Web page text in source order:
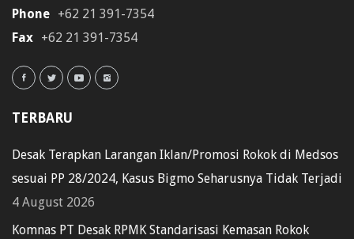
Phone +62 21 391-7354
Fax +62 21 391-7354
TERBARU
Desak Terapkan Larangan Iklan/Promosi Rokok di Medsos
sesuai PP 28/2024, Kasus Bigmo Seharusnya Tidak Terjadi
4 August 2026
Komnas PT Desak RPMK Standarisasi Kemasan Rokok